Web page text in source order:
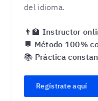
del idioma.
👨‍🏫 Instructor
💬 Método 100%
📚 Práctica
Regístrate aquí